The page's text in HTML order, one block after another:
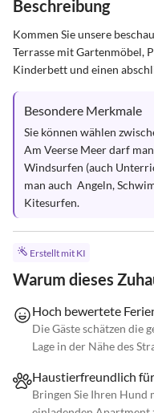
Beschreibung
Kommen Sie unsere
Terrasse mit Gartenmöbel,
Kinderbett und einen
Besondere Merkmale
Sie können wählen
Am Veerse Meer darf
Windsurfen (auch
man auch  Angeln,
Kitesurfen.
Erstellt mit KI
Warum dieses
Hoch bewertete
Die Gäste schätzen die
Lage in der Nähe des
Haustierfreundlich
Bringen Sie Ihren Hund